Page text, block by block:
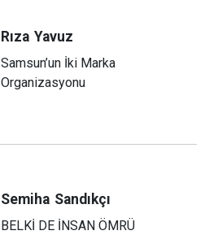
Rıza Yavuz
Samsun’un İki Marka
Organizasyonu
Semiha Sandıkçı
BELKİ DE İNSAN ÖMRÜ